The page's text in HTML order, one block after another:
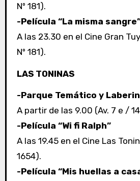
Nº 181).
-Película “La misma
A las 23.30 en el Cine Gran
Nº 181).
LAS TONINAS
-Parque Temático y
A partir de las 9.00 (Av. 7 e /
-Película “Wi fi Ralph”
A las 19.45 en el Cine Las
1654).
-Película “Mis huellas a